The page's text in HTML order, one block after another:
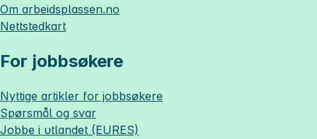
Om arbeidsplassen.no
Nettstedkart
For jobbsøkere
Nyttige artikler for jobbsøkere
Spørsmål og svar
Jobbe i utlandet (EURES)